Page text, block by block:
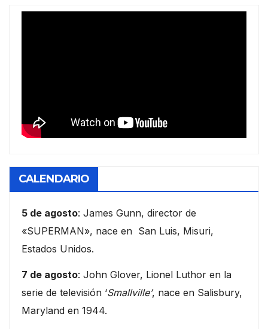
CALENDARIO
5 de agosto: James Gunn, director de
«SUPERMAN», nace en San Luis, Misuri,
Estados Unidos.
7 de agosto: John Glover, Lionel Luthor en la
serie de televisión ‘Smallville’, nace en Salisbury,
Maryland en 1944.